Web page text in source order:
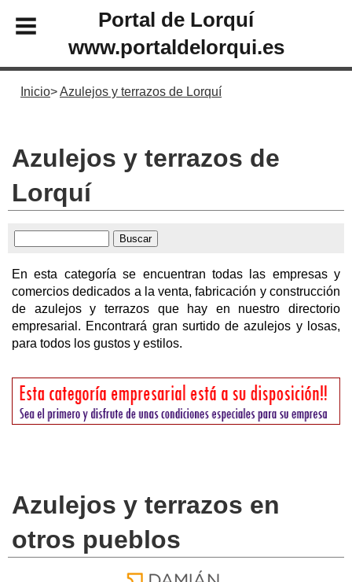
Portal de Lorquí
www.portaldelorqui.es
Inicio Azulejos y terrazos de Lorquí
Azulejos y terrazos de
Lorquí
En esta categoría se encuentran todas las empresas y
comercios dedicados a la venta, fabricación y construcción
de azulejos y terrazos que hay en nuestro directorio
empresarial. Encontrará gran surtido de azulejos y losas,
para todos los gustos y estilos.
Azulejos y terrazos en
otros pueblos